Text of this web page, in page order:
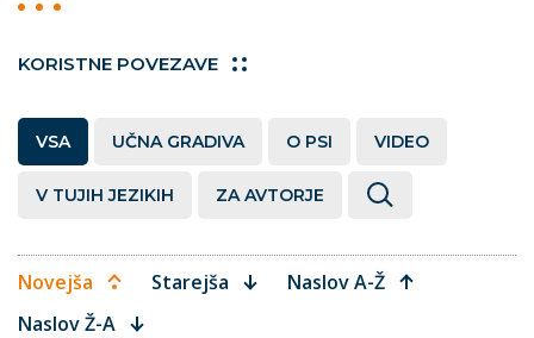
KORISTNE POVEZAVE
VSA UČNA GRADIVA O PSI VIDEO
V TUJIH JEZIKIH ZA AVTORJE
Novejša Starejša
Naslov A-Ž
Naslov Ž-A